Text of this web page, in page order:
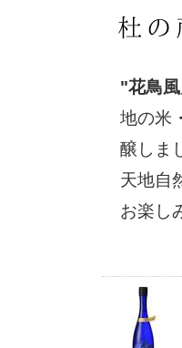
"花鳥
地の米
醸しま
天地自
お楽し